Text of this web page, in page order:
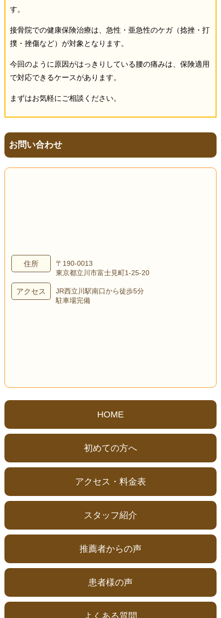
す。
接骨院での健康保険治療は、急性・亜急性のケガ（捻挫・打
撲・挫傷など）が対象となります。
今回のように原因がはっきりしている腰の痛みは、保険適用
で対応できるケースがあります。
まずはお気軽にご相談ください。
お問い合わせ
住所
〒190-0013
東京都立川市富士見町1-25-20
アクセス
JR西立川駅南口から徒歩5分
駐車場完備
HOME
初めての方へ
アクセス・料金表
スタッフ紹介
推薦者からの声
患者様の声